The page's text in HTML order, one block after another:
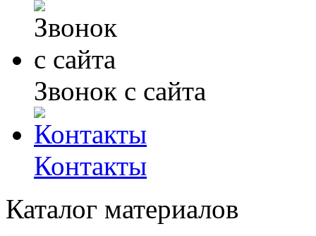
Звонок с сайта
Контакты
Каталог материалов